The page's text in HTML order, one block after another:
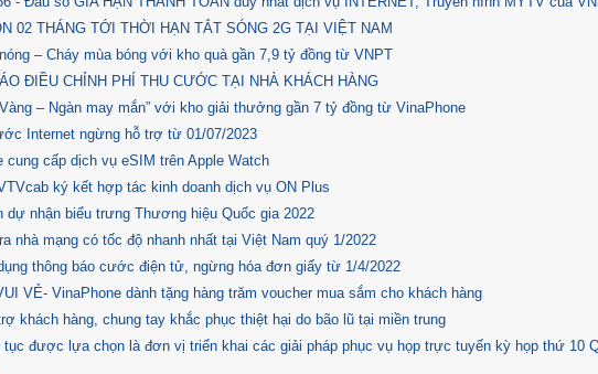
02 THÁNG TỚI THỜI HẠN TẮT SÓNG 2G TẠI VIỆT NAM
– Cháy mùa bóng với kho quà gần 7,9 tỷ đồng từ VNPT
ĐIỀU CHỈNH PHÍ THU CƯỚC TẠI NHÀ KHÁCH HÀNG
– Ngàn may mắn” với kho giải thưởng gần 7 tỷ đồng từ VinaPhone
Internet ngừng hỗ trợ từ 01/07/2023
cung cấp dịch vụ eSIM trên Apple Watch
ký kết hợp tác kinh doanh dịch vụ ON Plus
dự nhận biểu trưng Thương hiệu Quốc gia 2022
nhà mạng có tốc độ nhanh nhất tại Việt Nam quý 1/2022
thông báo cước điện tử, ngừng hóa đơn giấy từ 1/4/2022
VẺ- VinaPhone dành tặng hàng trăm voucher mua sắm cho khách hàng
khách hàng, chung tay khắc phục thiệt hại do bão lũ tại miền trung
tục được lựa chọn là đơn vị triển khai các giải pháp phục vụ họp trực tuyến kỳ họp thứ 10